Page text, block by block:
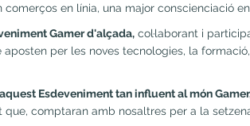
en línia, una major conscienciació
Gamer d'alçada, col·laborant i
per les noves tecnologies, la
Esdeveniment tan influent al món
comptaran amb nosaltres per a la